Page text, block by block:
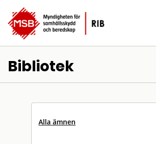
Bibliotek
Alla ämnen